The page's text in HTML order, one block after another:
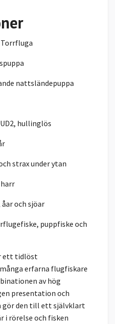
nattsländepuppa
hullinglös
strax under ytan
åar och sjöar
puppfiske och
ett tidlöst
erfarna flugfiskare
av hög
presentation och
gör den till ett självklart
i rörelse och fisken